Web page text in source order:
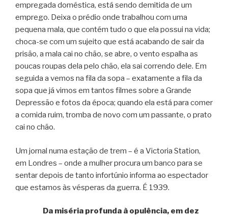
empregada doméstica, está sendo demitida de um
emprego. Deixa o prédio onde trabalhou com uma
pequena mala, que contém tudo o que ela possui na vida;
choca-se com um sujeito que está acabando de sair da
prisão, a mala cai no chão, se abre, o vento espalha as
poucas roupas dela pelo chão, ela sai correndo dele. Em
seguida a vemos na fila da sopa – exatamente a fila da
sopa que já vimos em tantos filmes sobre a Grande
Depressão e fotos da época; quando ela está para comer
a comida ruim, tromba de novo com um passante, o prato
cai no chão.
Um jornal numa estação de trem – é a Victoria Station,
em Londres – onde a mulher procura um banco para se
sentar depois de tanto infortúnio informa ao espectador
que estamos às vésperas da guerra. É 1939.
Da miséria profunda à opulência, em dez